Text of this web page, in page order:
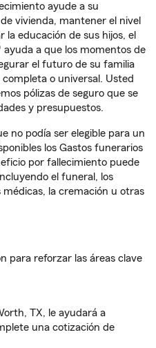
ayude a su
vivienda, mantener el nivel
educación de sus hijos, el
a que los momentos de
el futuro de su familia
o universal. Usted
pólizas de seguro que se
y presupuestos.
no podía ser elegible para un
los Gastos funerarios
por fallecimiento puede
el funeral, los
la cremación u otras
para reforzar las áreas clave
TX, le ayudará a
una cotización de